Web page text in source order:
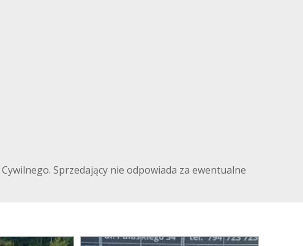
Sprzedający nie odpowiada za ewentualne